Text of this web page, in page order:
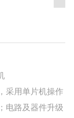
采用单片机操作
电路及器件升级